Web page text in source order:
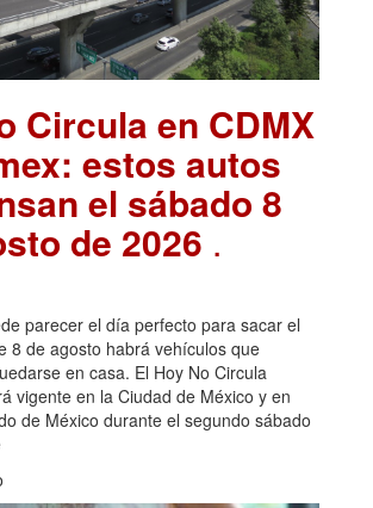
Circula en CDMX
estos autos
el sábado 8
de 2026 .
parecer el día perfecto para sacar el
8 de agosto habrá vehículos que
en casa. El Hoy No Circula
vigente en la Ciudad de México y en
de México durante el segundo sábado